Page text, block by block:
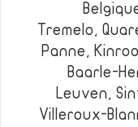
Tremelo,
Panne,
Baarle-
Leuven,
Villeroux-